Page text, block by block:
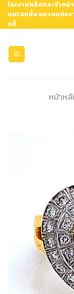
Skip
content
โรงงานผลิตและจำห
แหวนหมั้น แหวนแต่ง
แท้
หน้าห